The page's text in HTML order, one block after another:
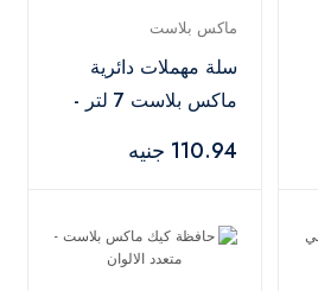
ماكس بلاست
سلة مهملات دائرية
ماكس بلاست 7 لتر -
110.94 جنيه